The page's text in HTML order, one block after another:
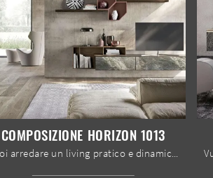
COMPOSIZIONE HORIZON 1013
Vuoi arredare un living pratico e dinamico? Ti presentiamo la parete attrezzata Composizione Horizon 1013 Mobilgam dalle linee decise moderne.